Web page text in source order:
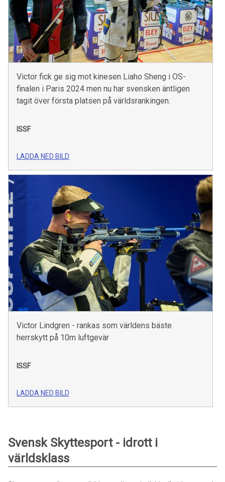
Victor fick ge sig mot kinesen Liaho Sheng i OS-
finalen i Paris 2024 men nu har svensken äntligen
tagit över första platsen på världsrankingen.
ISSF
LADDA NED BILD
Victor Lindgren - rankas som världens bäste
herrskytt på 10m luftgevär
ISSF
LADDA NED BILD
Svensk Skyttesport - idrott i
världsklass